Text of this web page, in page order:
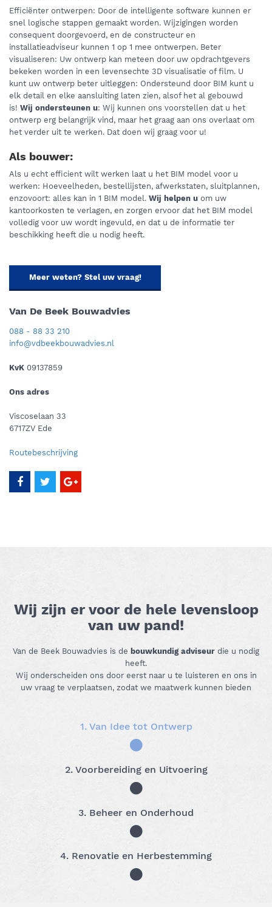
Efficiënter ontwerpen: Door de intelligente software kunnen er
snel logische stappen gemaakt worden. Wijzigingen worden
consequent doorgevoerd, en de constructeur en
installatieadviseur kunnen 1 op 1 mee ontwerpen. Beter
visualiseren: Uw ontwerp kan meteen door uw opdrachtgevers
bekeken worden in een levensechte 3D visualisatie of film. U
kunt uw ontwerp beter uitleggen: Ondersteund door BIM kunt u
elk detail en elke aansluiting laten zien, alsof het al gebouwd
is! Wij ondersteunen u: Wij kunnen ons voorstellen dat u het
ontwerp erg belangrijk vind, maar het graag aan ons overlaat om
het verder uit te werken. Dat doen wij graag voor u!
Als bouwer:
Als u echt efficient wilt werken laat u het BIM model voor u
werken: Hoeveelheden, bestellijsten, afwerkstaten, sluitplannen,
enzovoort: alles kan in 1 BIM model. Wij helpen u om uw
kantoorkosten te verlagen, en zorgen ervoor dat het BIM model
volledig voor uw wordt ingevuld, en dat u de informatie ter
beschikking heeft die u nodig heeft.
Meer weten? Stel uw vraag!
Van De Beek Bouwadvies
088 - 88 33 210
info@vdbeekbouwadvies.nl
KvK 09137859
Ons adres
Viscoselaan 33
6717ZV Ede
Routebeschrijving
Wij zijn er voor de hele levensloop
van uw pand!
Van de Beek Bouwadvies is de bouwkundig adviseur die u nodig
heeft.
Wij onderscheiden ons door eerst naar u te luisteren en ons in
uw vraag te verplaatsen, zodat we maatwerk kunnen bieden
1. Van Idee tot Ontwerp
2. Voorbereiding en Uitvoering
3. Beheer en Onderhoud
4. Renovatie en Herbestemming